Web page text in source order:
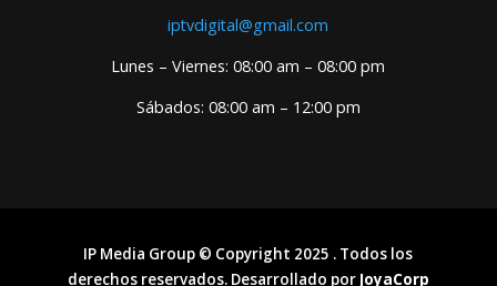
iptvdigital@gmail.com
Lunes – Viernes: 08:00 am – 08:00 pm
Sábados: 08:00 am – 12:00 pm
IP Media Group © Copyright 2025 . Todos los
derechos reservados. Desarrollado por JoyaCorp